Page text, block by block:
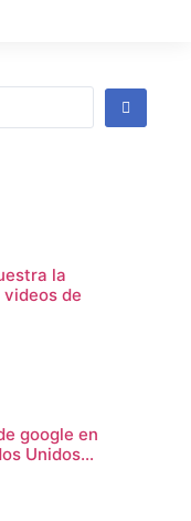
la
de
google en
Unidos…